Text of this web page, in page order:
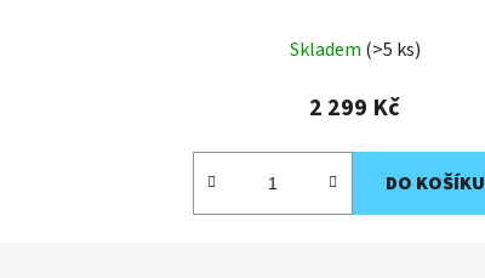
Skladem (>5 ks)
2 299 Kč
DO KOŠÍKU